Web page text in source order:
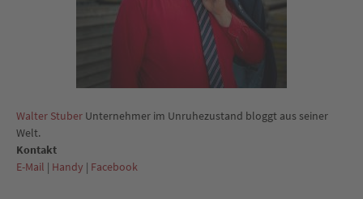
Walter Stuber Unternehmer im Unruhezustand bloggt aus seiner
Welt.
Kontakt
E-Mail | Handy | Facebook